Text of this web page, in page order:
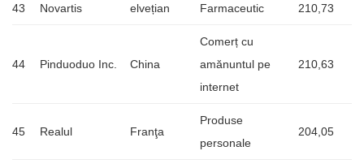
43 Novartis elvețian Farmaceutic 210,73
44 Pinduoduo Inc. China
Comerț cu
amănuntul pe
internet
210,63
45 Realul Franţa
Produse
personale
204,05